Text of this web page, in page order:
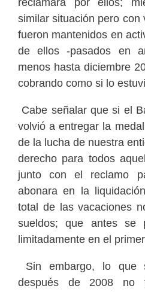
reclamara por ellos;
similar situación pero con
fueron mantenidos en
de ellos -pasados en
menos hasta diciembre
cobrando como si lo
Cabe señalar que si el
volvió a entregar la
de la lucha de nuestra
derecho para todos
junto con el reclamo
abonara en la
total de las vacaciones
sueldos; que antes se
limitadamente en el
Sin embargo, lo que
después de 2008 no